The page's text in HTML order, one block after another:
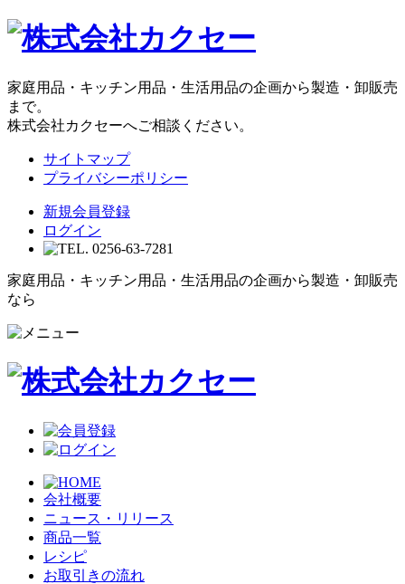
家庭用品・キッチン用品・生活用品の企画から製造・卸販売
まで。
株式会社カクセーへご相談ください。
サイトマップ
プライバシーポリシー
新規会員登録
ログイン
家庭用品・キッチン用品・生活用品の企画から製造・卸販売
なら
会社概要
ニュース・リリース
商品一覧
レシピ
お取引きの流れ